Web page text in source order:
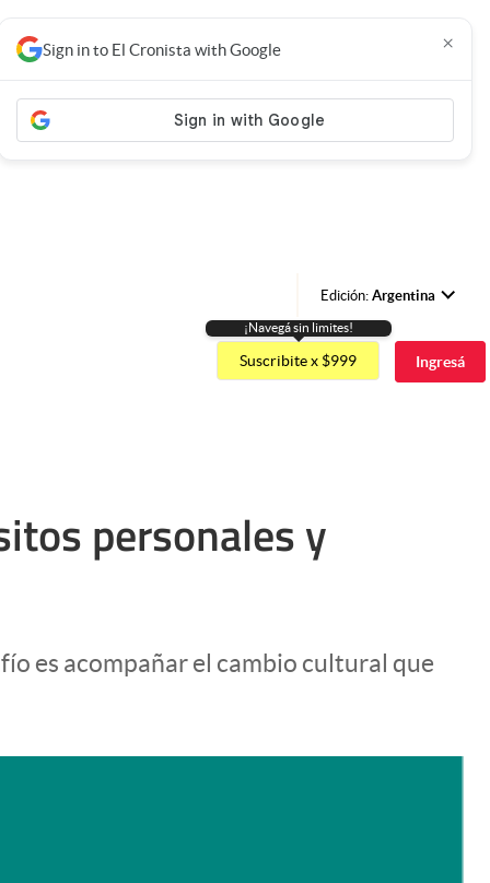
Edición: Argentina
Argentina
España
¡Navegá sin limites!
Suscribite x $999 Ingresá
Sign in to El Cronista with Google ×
personales y
es acompañar el cambio cultural que